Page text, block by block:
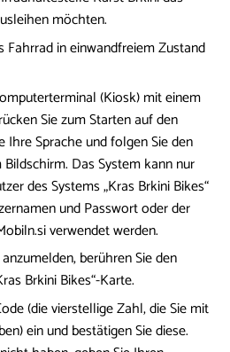
möchten.
Fahrrad in einwandfreiem Zustand
(Kiosk) mit einem
Sie zum Starten auf den
Ihre Sprache und folgen Sie den
Das System kann nur
des Systems „Kras Brkini Bikes“
und Passwort oder der
verwendet werden.
berühren Sie den
Brkini Bikes“-Karte.
(die vierstellige Zahl, die Sie mit
ein und bestätigen Sie diese.